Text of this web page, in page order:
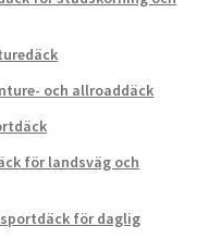
och allroaddäck
för landsväg och
för daglig